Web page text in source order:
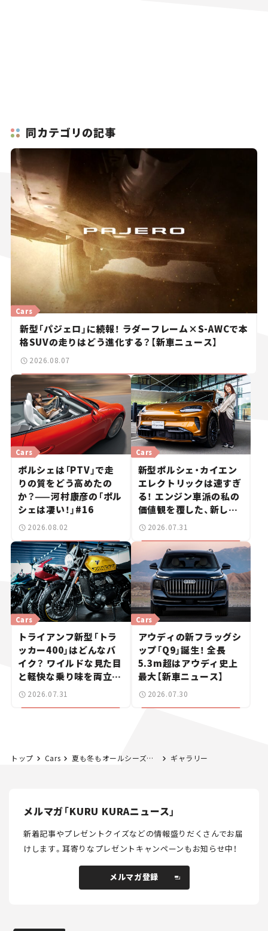
同カテゴリの記事
新型「パジェロ」に続報！ ラダーフレーム×S-AWCで本
格SUVの走りはどう進化する？【新車ニュース】
Cars
2026.08.07
ポルシェは「PTV」で走
りの質をどう高めたの
か？——河村康彦の「ポル
シェは凄い！」#16
Cars
2026.08.02
新型ポルシェ・カイエン
エレクトリックは速すぎ
る！ エンジン車派の私の
価値観を覆した、新しい
ポルシェの走り。
Cars
2026.07.31
トライアンフ新型「トラ
ッカー400」はどんなバ
イク？ ワイルドな見た目
と軽快な乗り味を両立し
た400ccフラットトラッ
Cars
2026.07.31
アウディの新フラッグシ
ップ「Q9」誕生！ 全長
5.3m超はアウディ史上
最大【新車ニュース】
Cars
2026.07.30
トップ Cars 夏も冬もオールシーズンタイヤ1本で本当に大丈夫？ ダンロップ話題の新商品「シンクロウェザー」に未来を感じた！【試乗レビュー】 ギャラリー
メルマガ「KURU KURAニュース」
新着記事やプレゼントクイズなどの情報盛りだくさんでお届
けします。耳寄りなプレゼントキャンペーンもお知らせ中！
メルマガ登録